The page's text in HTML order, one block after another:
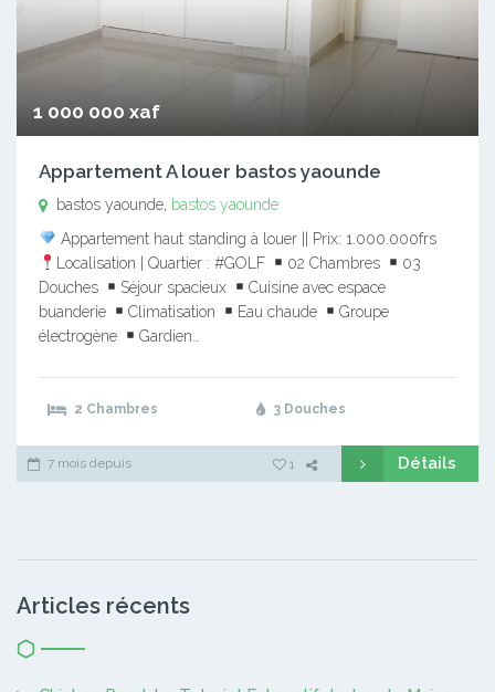
1 000 000 xaf
Appartement A louer bastos yaounde
bastos yaounde, bastos yaounde
Appartement haut standing à louer || Prix: 1.000.000frs
Localisation | Quartier : #GOLF
02 Chambres
03
Douches
Séjour spacieux
Cuisine avec espace
buanderie
Climatisation Eau chaude
Groupe
électrogène
Gardien…
2 Chambres 3 Douches
7 mois depuis 1 Détails
Articles récents